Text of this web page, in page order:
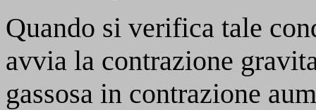
Quando si verifica tale
avvia la contrazione
gassosa in contrazione